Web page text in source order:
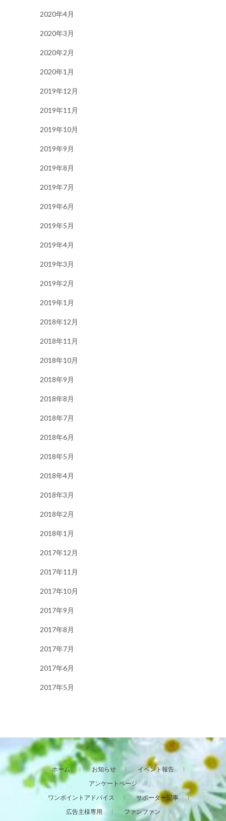
2020年4月
2020年3月
2020年2月
2020年1月
2019年12月
2019年11月
2019年10月
2019年9月
2019年8月
2019年7月
2019年6月
2019年5月
2019年4月
2019年3月
2019年2月
2019年1月
2018年12月
2018年11月
2018年10月
2018年9月
2018年8月
2018年7月
2018年6月
2018年5月
2018年4月
2018年3月
2018年2月
2018年1月
2017年12月
2017年11月
2017年10月
2017年9月
2017年8月
2017年7月
2017年6月
2017年5月
ホーム お知らせ
イベント報告
アンケートページ
ワンポイントアドバイス
サポーター記事
広告主様専用
ファンファン